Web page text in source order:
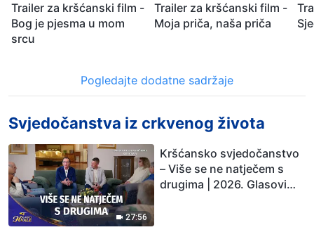
Trailer za kršćanski film -
Bog je pjesma u mom
srcu
Trailer za kršćanski film -
Moja priča, naša priča
Pogledajte dodatne sadržaje
Svjedočanstva iz crkvenog života
27:56
Kršćansko svjedočanstvo
– Više se ne natječem s
drugima | 2026. Glasovi